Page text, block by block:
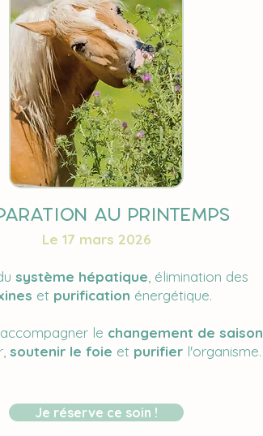
au printemps
Le 17 mars 2026
système hépatique , élimination des
et purification énergétique.
le changement de saison
soutenir le foie et purifier l'organisme.
Je réserve ce soin !